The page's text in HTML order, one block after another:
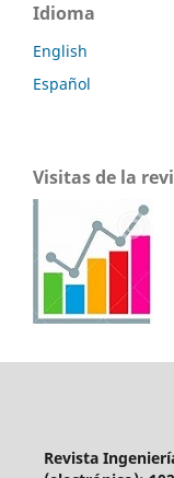
Idioma
English
Español
Visitas de la
Revista